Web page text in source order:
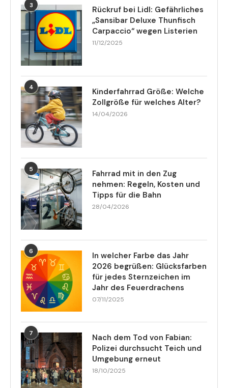
3
Rückruf bei Lidl: Gefährliches
„Sansibar Deluxe Thunfisch
Carpaccio“ wegen Listerien
11/12/2025
4
Kinderfahrrad Größe: Welche
Zollgröße für welches Alter?
14/04/2026
5
Fahrrad mit in den Zug
nehmen: Regeln, Kosten und
Tipps für die Bahn
28/04/2026
6
In welcher Farbe das Jahr
2026 begrüßen: Glücksfarben
für jedes Sternzeichen im
Jahr des Feuerdrachens
07/11/2025
7
Nach dem Tod von Fabian:
Polizei durchsucht Teich und
Umgebung erneut
18/10/2025